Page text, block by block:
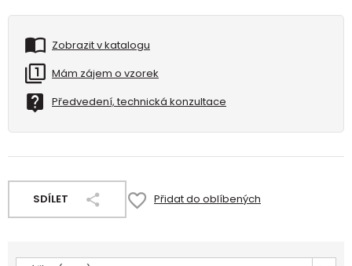
Zobrazit v katalogu
Mám zájem o vzorek
Předvedení, technická konzultace
SDÍLET Přidat do oblíbených